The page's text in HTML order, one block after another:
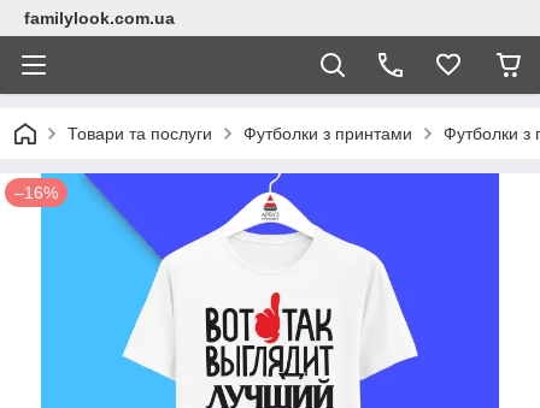
familylook.com.ua
Товари та послуги Футболки з принтами Футболки з
–16%